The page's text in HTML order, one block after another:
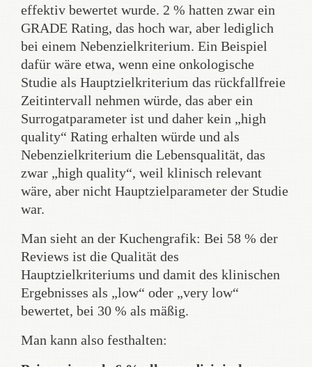
effektiv bewertet wurde. 2 % hatten zwar ein
GRADE Rating, das hoch war, aber lediglich
bei einem Nebenzielkriterium. Ein Beispiel
dafür wäre etwa, wenn eine onkologische
Studie als Hauptzielkriterium das rückfallfreie
Zeitintervall nehmen würde, das aber ein
Surrogatparameter ist und daher kein „high
quality“ Rating erhalten würde und als
Nebenzielkriterium die Lebensqualität, das
zwar „high quality“, weil klinisch relevant
wäre, aber nicht Hauptzielparameter der Studie
war.
Man sieht an der Kuchengrafik: Bei 58 % der
Reviews ist die Qualität des
Hauptzielkriteriums und damit des klinischen
Ergebnisses als „low“ oder „very low“
bewertet, bei 30 % als mäßig.
Man kann also festhalten: